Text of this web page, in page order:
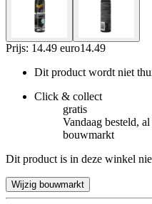
Prijs: 14.49 euro14.49
Dit product wordt niet
Click & collect
gratis
Vandaag besteld,
bouwmarkt
Dit product is in deze winkel
Wijzig bouwmarkt